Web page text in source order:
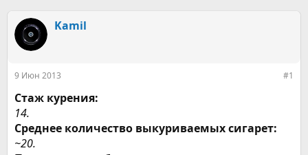
о
р
м
ы
а
а
а
Kamil
9 Июн 2013 #1
Стаж курения:
14.
Среднее количество выкуриваемых сигарет:
~20.